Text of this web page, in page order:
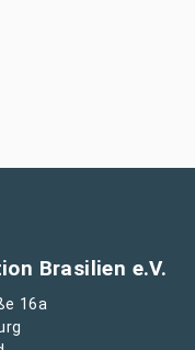
Brasilien e.V.
16a